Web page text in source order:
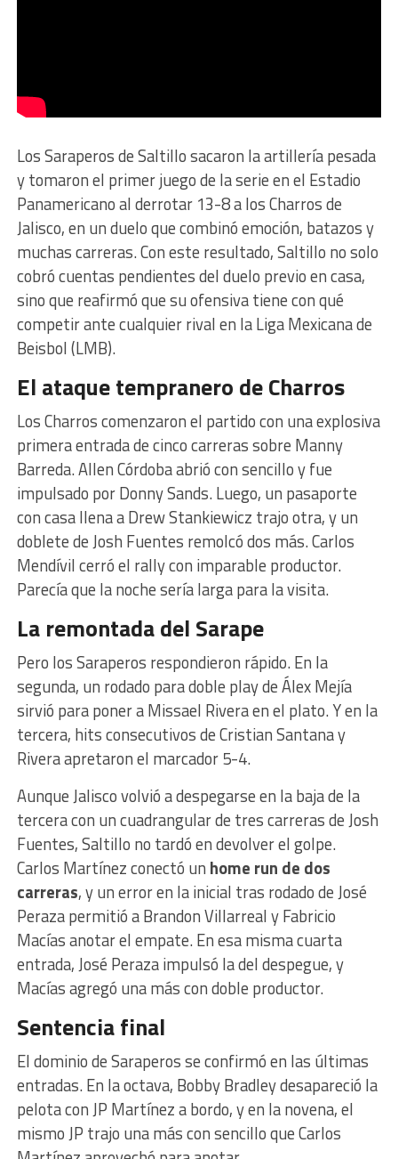
Los Saraperos de Saltillo sacaron la artillería pesada
y tomaron el primer juego de la serie en el Estadio
Panamericano al derrotar 13-8 a los Charros de
Jalisco, en un duelo que combinó emoción, batazos y
muchas carreras. Con este resultado, Saltillo no solo
cobró cuentas pendientes del duelo previo en casa,
sino que reafirmó que su ofensiva tiene con qué
competir ante cualquier rival en la Liga Mexicana de
Beisbol (LMB).
El ataque tempranero de Charros
Los Charros comenzaron el partido con una explosiva
primera entrada de cinco carreras sobre Manny
Barreda. Allen Córdoba abrió con sencillo y fue
impulsado por Donny Sands. Luego, un pasaporte
con casa llena a Drew Stankiewicz trajo otra, y un
doblete de Josh Fuentes remolcó dos más. Carlos
Mendívil cerró el rally con imparable productor.
Parecía que la noche sería larga para la visita.
La remontada del Sarape
Pero los Saraperos respondieron rápido. En la
segunda, un rodado para doble play de Álex Mejía
sirvió para poner a Missael Rivera en el plato. Y en la
tercera, hits consecutivos de Cristian Santana y
Rivera apretaron el marcador 5-4.
Aunque Jalisco volvió a despegarse en la baja de la
tercera con un cuadrangular de tres carreras de Josh
Fuentes, Saltillo no tardó en devolver el golpe.
Carlos Martínez conectó un home run de dos
carreras, y un error en la inicial tras rodado de José
Peraza permitió a Brandon Villarreal y Fabricio
Macías anotar el empate. En esa misma cuarta
entrada, José Peraza impulsó la del despegue, y
Macías agregó una más con doble productor.
Sentencia final
El dominio de Saraperos se confirmó en las últimas
entradas. En la octava, Bobby Bradley desapareció la
pelota con JP Martínez a bordo, y en la novena, el
mismo JP trajo una más con sencillo que Carlos